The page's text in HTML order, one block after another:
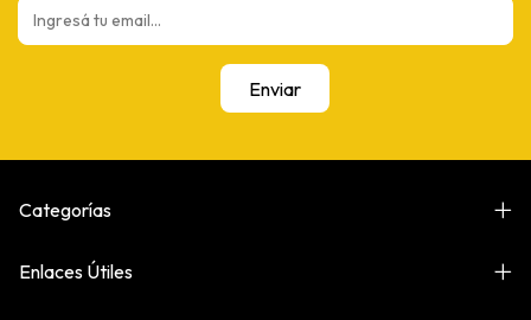
Categorías
Enlaces Útiles